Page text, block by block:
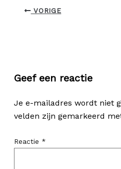
VORIGE
Geef een reactie
Je e-mailadres wordt niet
velden zijn gemarkeerd
Reactie *